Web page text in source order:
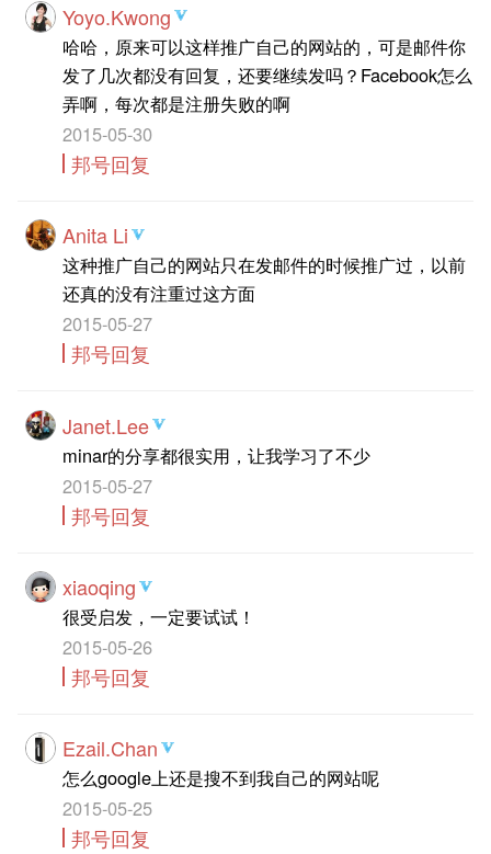
Yoyo.Kwong
哈哈，原来可以这样推广自己的网站的，可是邮件你
发了几次都没有回复，还要继续发吗？Facebook怎么
弄啊，每次都是注册失败的啊
2015-05-30
邦号回复
Anita Li
这种推广自己的网站只在发邮件的时候推广过，以前
还真的没有注重过这方面
2015-05-27
邦号回复
Janet.Lee
minar的分享都很实用，让我学习了不少
2015-05-27
邦号回复
xiaoqing
很受启发，一定要试试！
2015-05-26
邦号回复
Ezail.Chan
怎么google上还是搜不到我自己的网站呢
2015-05-25
邦号回复